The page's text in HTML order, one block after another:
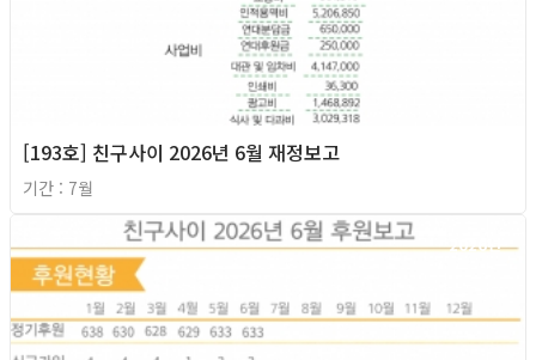
[193호] 친구사이 2026년 6월 재정보고
기간 : 7월
2026년